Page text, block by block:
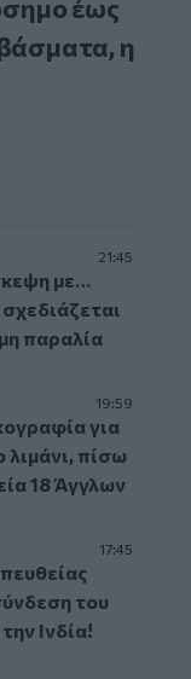
έως
η
21:45
με…
παραλία
19:59
για
λιμάνι, πίσω
18 Άγγλων
17:45
του
Ινδία!